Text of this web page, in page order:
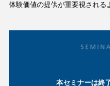
体験価値の提供が重要視される
サービスの各領域においてデ
ミナーでは、IoTによるマルチ
本セミナーは終